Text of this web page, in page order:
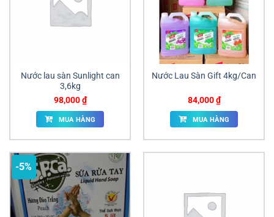
Nước lau sàn Sunlight can
3,6kg
98,000₫
MUA HÀNG
Nước Lau Sàn Gift 4kg/Can
84,000₫
MUA HÀNG
-5%